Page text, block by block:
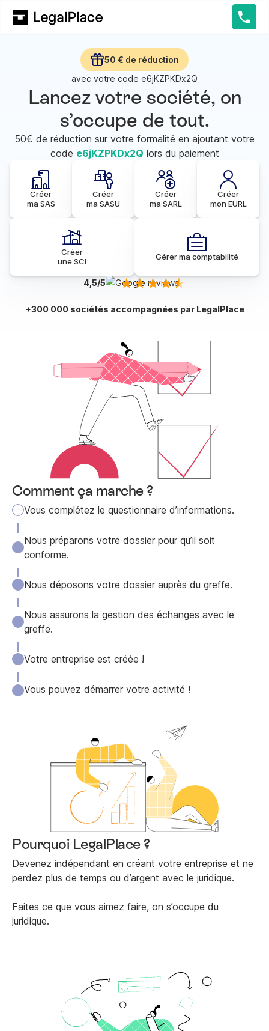
50 € de réduction
avec votre code e6jKZPKDx2Q
Lancez votre société, on
s’occupe de tout.
50€ de réduction sur votre formalité en ajoutant votre
code e6jKZPKDx2Q lors du paiement
Créer
ma SAS
Créer
ma SASU
Créer
ma SARL
Créer
mon EURL
Créer
une SCI
Gérer ma comptabilité
4,5/5
+300 000 sociétés accompagnées par LegalPlace
Comment ça marche ?
Vous complétez le questionnaire d’informations.
Nous préparons votre dossier pour qu’il soit
conforme.
Nous déposons votre dossier auprès du greffe.
Nous assurons la gestion des échanges avec le
greffe.
Votre entreprise est créée !
Vous pouvez démarrer votre activité !
Pourquoi LegalPlace ?
Devenez indépendant en créant votre entreprise et ne
perdez plus de temps ou d’argent avec le juridique.
Faites ce que vous aimez faire, on s’occupe du
juridique.